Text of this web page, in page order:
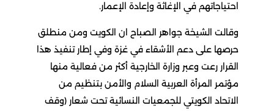
احتياجاتهم في الإغاثة وإعادة الإعمار.
وقالت الشيخة جواهر الصباح ان الكويت ومن منطلق
حرصها على دعم الأشقاء في غزة وفي إطار تنفيذ هذا
القرار رعت وعبر وزارة الخارجية أكثر من فعالية منها
مؤتمر المرأة العربية السلام والأمن بتنظيم من
الاتحاد الكويتي للجمعيات النسائية تحت شعار (وقف